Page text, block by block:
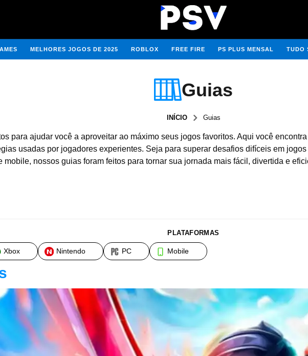
MELHORES JOGOS DE 2025 ROBLOX FREE FIRE PS PLUS MENSAL TUDO
Guias
INÍCIO Guias
para ajudar você a aproveitar ao máximo seus jogos favoritos. Aqui você
usadas por jogadores experientes. Seja para superar desafios difíceis em
mobile, nossos guias foram feitos para tornar sua jornada mais fácil, divertida e
PLATAFORMAS
Xbox Nintendo PC Mobile